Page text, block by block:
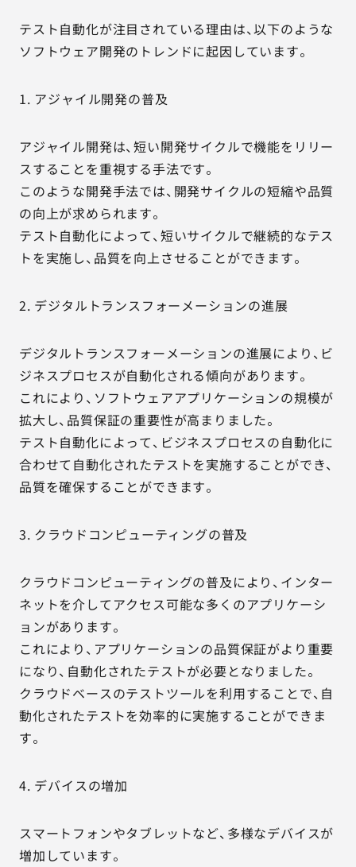
テスト自動化が注目されている理由は、以下のような
ソフトウェア開発のトレンドに起因しています。
1. アジャイル開発の普及
アジャイル開発は、短い開発サイクルで機能をリリー
スすることを重視する手法です。
このような開発手法では、開発サイクルの短縮や品質
の向上が求められます。
テスト自動化によって、短いサイクルで継続的なテス
トを実施し、品質を向上させることができます。
2. デジタルトランスフォーメーションの進展
デジタルトランスフォーメーションの進展により、ビ
ジネスプロセスが自動化される傾向があります。
これにより、ソフトウェアアプリケーションの規模が
拡大し、品質保証の重要性が高まりました。
テスト自動化によって、ビジネスプロセスの自動化に
合わせて自動化されたテストを実施することができ、
品質を確保することができます。
3. クラウドコンピューティングの普及
クラウドコンピューティングの普及により、インター
ネットを介してアクセス可能な多くのアプリケーシ
ョンがあります。
これにより、アプリケーションの品質保証がより重要
になり、自動化されたテストが必要となりました。
クラウドベースのテストツールを利用することで、自
動化されたテストを効率的に実施することができま
す。
4. デバイスの増加
スマートフォンやタブレットなど、多様なデバイスが
増加しています。